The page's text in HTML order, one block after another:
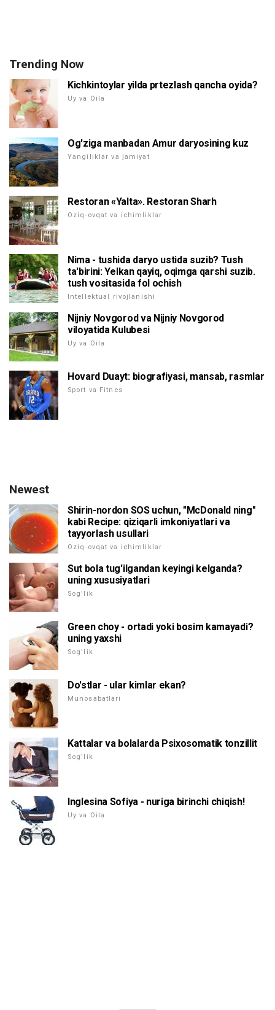
Trending Now
Kichkintoylar yilda prtezlash qancha oyida?
Uy va Oila
Og'ziga manbadan Amur daryosining kuz
Yangiliklar va jamiyat
Restoran «Yalta». Restoran Sharh
Oziq-ovqat va ichimliklar
Nima - tushida daryo ustida suzib? Tush
ta'birini: Yelkan qayiq, oqimga qarshi suzib.
tush vositasida fol ochish
Intellektual rivojlanishi
Nijniy Novgorod va Nijniy Novgorod
viloyatida Kulubesi
Uy va Oila
Hovard Duayt: biografiyasi, mansab, rasmlar
Sport va Fitnes
Newest
Shirin-nordon SOS uchun, "McDonald ning"
kabi Recipe: qiziqarli imkoniyatlari va
tayyorlash usullari
Oziq-ovqat va ichimliklar
Sut bola tug'ilgandan keyingi kelganda?
uning xususiyatlari
Sog'lik
Green choy - ortadi yoki bosim kamayadi?
uning yaxshi
Sog'lik
Do'stlar - ular kimlar ekan?
Munosabatlari
Kattalar va bolalarda Psixosomatik tonzillit
Sog'lik
Inglesina Sofiya - nuriga birinchi chiqish!
Uy va Oila